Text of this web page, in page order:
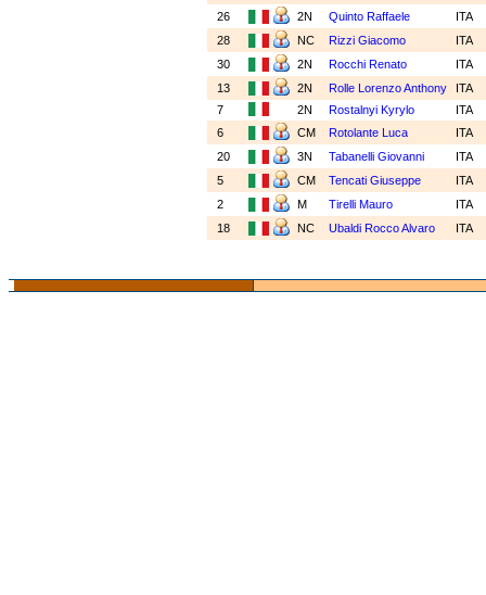
26
2N Quinto Raffaele
ITA
28
NC Rizzi Giacomo
ITA
30
2N Rocchi Renato
ITA
13
2N Rolle Lorenzo Anthony
ITA
7
2N Rostalnyi Kyrylo
ITA
6
CM Rotolante Luca
ITA
20
3N Tabanelli Giovanni
ITA
5
CM Tencati Giuseppe
ITA
2
M Tirelli Mauro
ITA
18
NC Ubaldi Rocco Alvaro ITA